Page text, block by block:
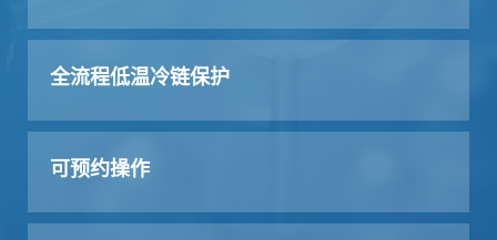
全流程低温冷链保护
可预约操作